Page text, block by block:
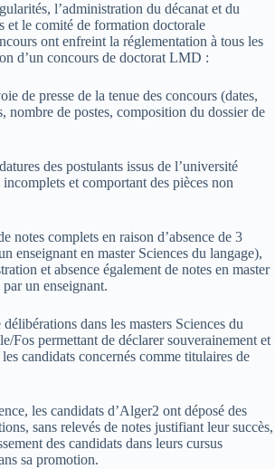
l’administration du décanat et du
et le comité de formation doctorale
ont enfreint la réglementation à tous les
d’un concours de doctorat LMD :
de presse de la tenue des concours (dates,
nombre de postes, composition du dossier de
des postulants issus de l’université
et comportant des pièces non
notes complets en raison d’absence de 3
enseignant en master Sciences du langage),
et absence également de notes en master
un enseignant.
dans les masters Sciences du
Fos permettant de déclarer souverainement et
candidats concernés comme titulaires de
les candidats d’Alger2 ont déposé des
sans relevés de notes justifiant leur succès,
des candidats dans leurs cursus
sa promotion.